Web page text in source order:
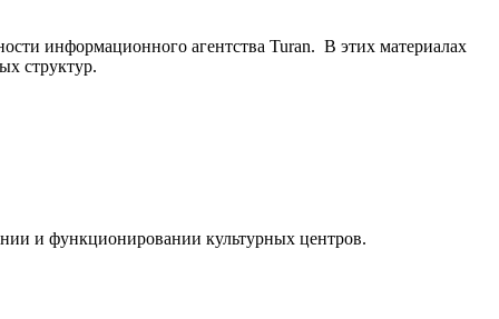
информационного агентства Turan. В этих материалах
структур.
и функционировании культурных центров.